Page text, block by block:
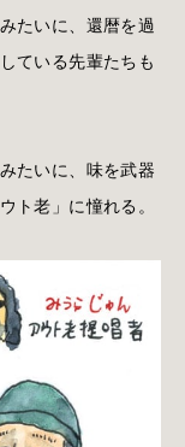
たいに、還暦を過
ている先輩たちも
たいに、味を武器
ト老」に憧れる。